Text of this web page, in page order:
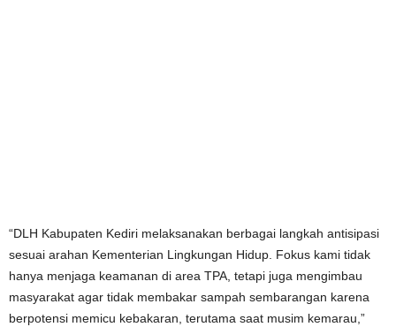
“DLH Kabupaten Kediri melaksanakan berbagai langkah antisipasi
sesuai arahan Kementerian Lingkungan Hidup. Fokus kami tidak
hanya menjaga keamanan di area TPA, tetapi juga mengimbau
masyarakat agar tidak membakar sampah sembarangan karena
berpotensi memicu kebakaran, terutama saat musim kemarau,”